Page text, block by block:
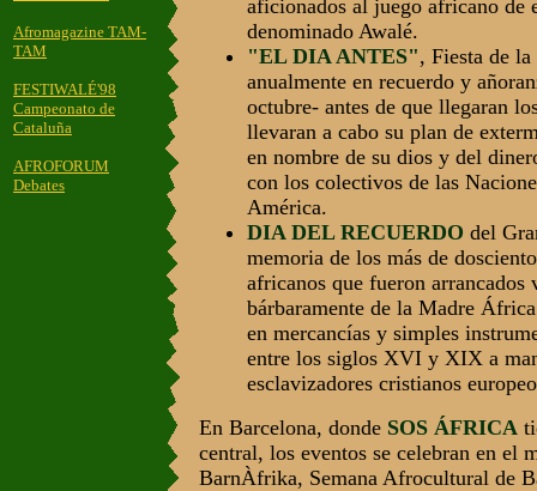
Afromagazine TAM-
TAM
FESTIWALÉ'98
Campeonato de
Cataluña
AFROFORUM
Debates
aficionados al juego africano de
denominado Awalé.
"EL DIA ANTES", Fiesta de
anualmente en recuerdo y
octubre- antes de que llegaran
llevaran a cabo su plan de
en nombre de su dios y del
con los colectivos de las
América.
DIA DEL RECUERDO del
memoria de los más de
africanos que fueron arrancados
bárbaramente de la Madre
en mercancías y simples
entre los siglos XVI y XIX a
esclavizadores cristianos
En Barcelona, donde SOS ÁFRICA
central, los eventos se celebran en el
BarnÀfrika, Semana Afrocultural de